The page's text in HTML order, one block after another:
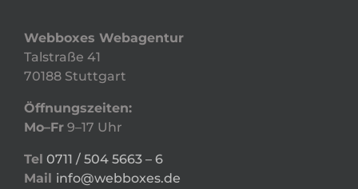
Webboxes Webagentur
Talstraße 41
70188 Stuttgart
Öffnungszeiten:
Mo–Fr 9–17 Uhr
Tel 0711 / 504 5663 – 6
Mail info@webboxes.de